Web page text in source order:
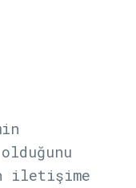
iletişime